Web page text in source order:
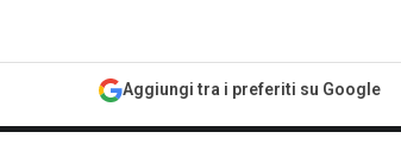
Aggiungi tra i preferiti su Google